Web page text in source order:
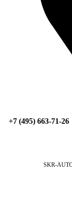
+7 (495) 663-71-26
SKR-